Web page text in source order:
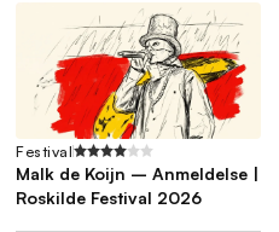
Festival
Malk de Koijn – Anmeldelse |
Roskilde Festival 2026